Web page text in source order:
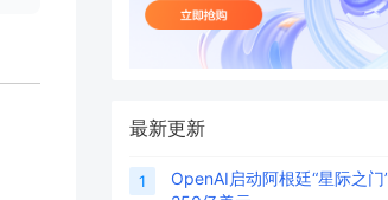
最新更新
1
OpenAI启动阿根廷“星际之